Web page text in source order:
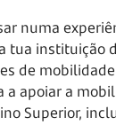
numa
tua instituição
de
a apoiar a
Superior,